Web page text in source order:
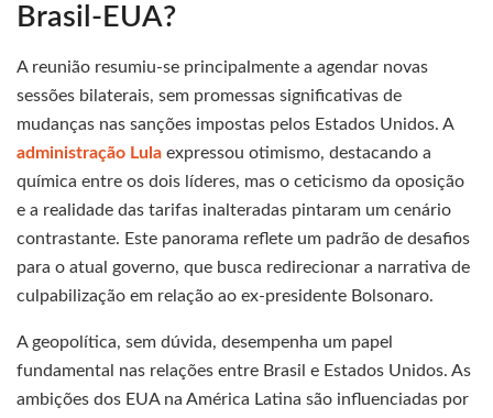
Brasil-EUA?
A reunião resumiu-se principalmente a agendar novas
sessões bilaterais, sem promessas significativas de
mudanças nas sanções impostas pelos Estados Unidos. A
administração Lula expressou otimismo, destacando a
química entre os dois líderes, mas o ceticismo da oposição
e a realidade das tarifas inalteradas pintaram um cenário
contrastante. Este panorama reflete um padrão de desafios
para o atual governo, que busca redirecionar a narrativa de
culpabilização em relação ao ex-presidente Bolsonaro.
A geopolítica, sem dúvida, desempenha um papel
fundamental nas relações entre Brasil e Estados Unidos. As
ambições dos EUA na América Latina são influenciadas por